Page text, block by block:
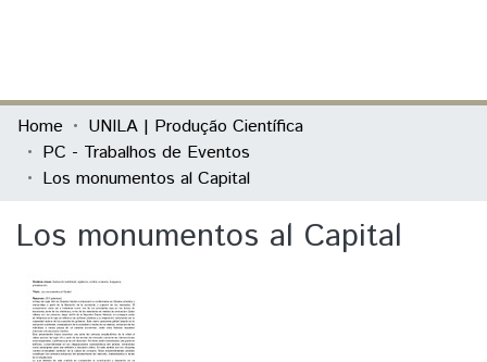
Communities & Collections
All of DSpace
Home
UNILA | Produção Científica
PC - Trabalhos de Eventos
Los monumentos al Capital
Los monumentos al Capital